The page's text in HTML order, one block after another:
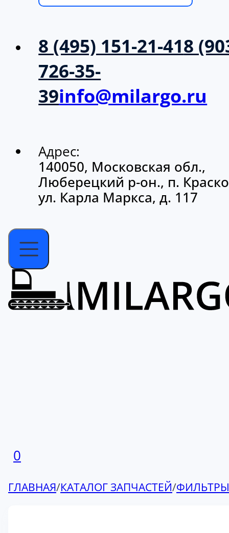
8 (495) 151-21-418
726-35-
39info@milargo.ru
Адрес:
140050, Московская обл.,
Люберецкий р-он., п.
ул. Карла Маркса, д. 117
0
ГЛАВНАЯ/КАТАЛОГ ЗАПЧАСТЕЙ/ФИЛЬТРЫ